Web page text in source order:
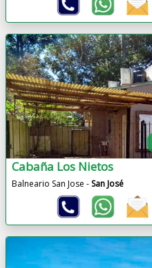
Cabaña Los Nietos
Balneario San Jose - San José